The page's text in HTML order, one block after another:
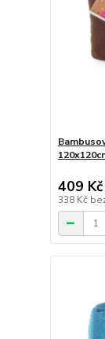
409 Kč
338 Kč